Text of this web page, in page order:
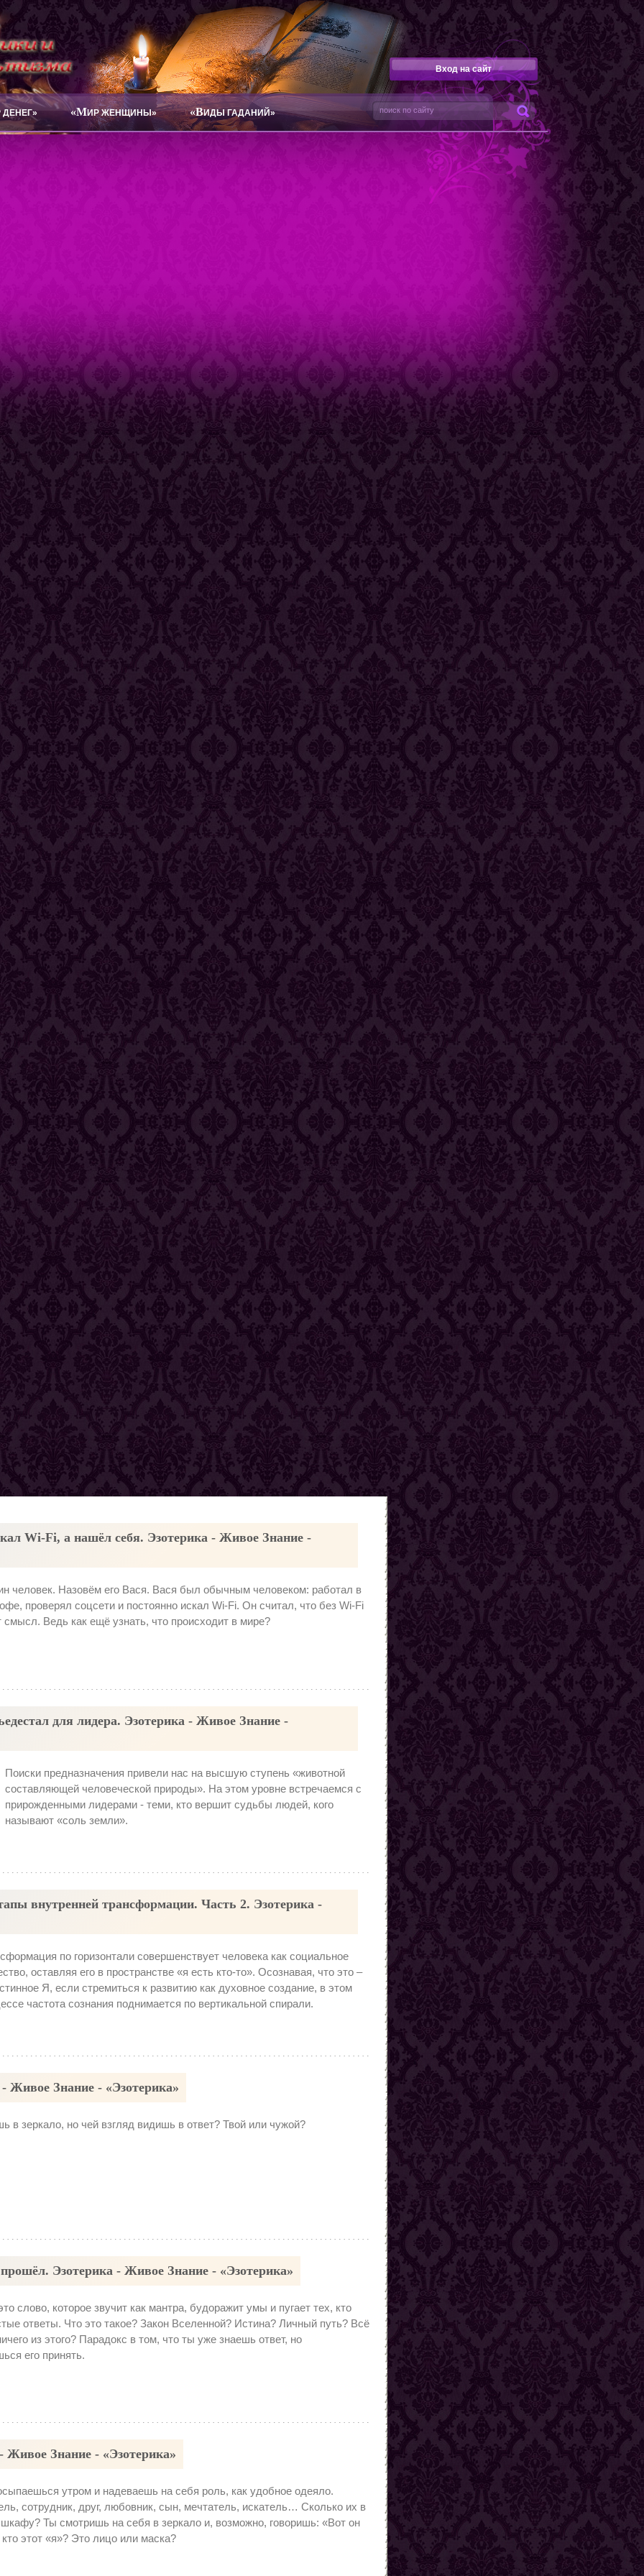
Вход на сайт
ДЕНЕГ» «МИР ЖЕНЩИНЫ» «ВИДЫ ГАДАНИЙ»
Wi-Fi, а нашёл себя. Эзотерика - Живое Знание -
человек. Назовём его Вася. Вася был обычным человеком: работал в
проверял соцсети и постоянно искал Wi-Fi. Он считал, что без Wi-Fi
смысл. Ведь как ещё узнать, что происходит в мире?
для лидера. Эзотерика - Живое Знание -
Поиски предназначения привели нас на высшую ступень «животной
составляющей человеческой природы». На этом уровне встречаемся с
прирожденными лидерами - теми, кто вершит судьбы людей, кого
называют «соль земли».
внутренней трансформации. Часть 2. Эзотерика -
по горизонтали совершенствует человека как социальное
оставляя его в пространстве «я есть кто-то». Осознавая, что это –
Я, если стремиться к развитию как духовное создание, в этом
частота сознания поднимается по вертикальной спирали.
Живое Знание - «Эзотерика»
в зеркало, но чей взгляд видишь в ответ? Твой или чужой?
Эзотерика - Живое Знание - «Эзотерика»
слово, которое звучит как мантра, будоражит умы и пугает тех, кто
ответы. Что это такое? Закон Вселенной? Истина? Личный путь? Всё
из этого? Парадокс в том, что ты уже знаешь ответ, но
его принять.
Знание - «Эзотерика»
утром и надеваешь на себя роль, как удобное одеяло.
сотрудник, друг, любовник, сын, мечтатель, искатель… Сколько их в
Ты смотришь на себя в зеркало и, возможно, говоришь: «Вот он
этот «я»? Это лицо или маска?